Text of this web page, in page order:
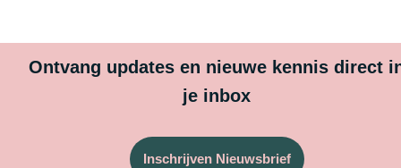
Ontvang updates en nieuwe kennis direct
je inbox
Inschrijven Nieuwsbrief